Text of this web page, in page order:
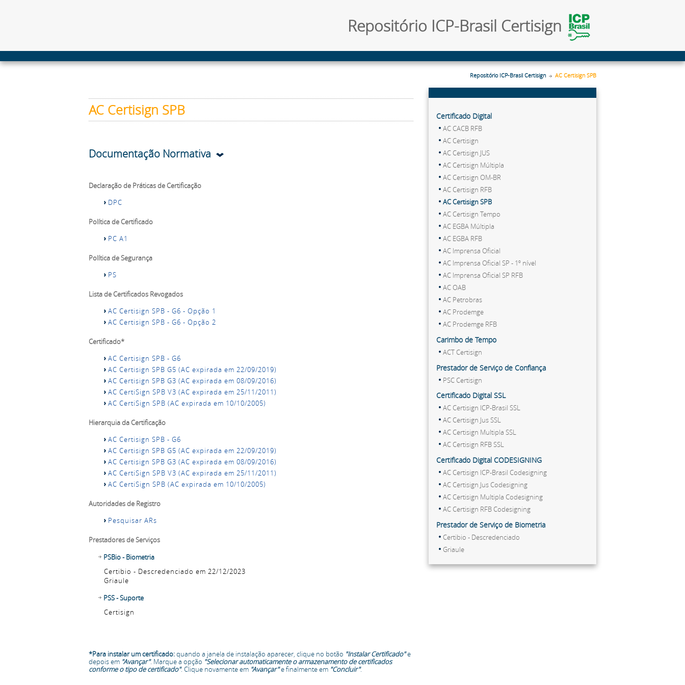
Repositório ICP-Brasil Certisign
Repositório ICP-Brasil Certisign AC Certisign SPB
AC Certisign SPB
Documentação Normativa
Declaração de Práticas de Certificação
DPC
Política de Certificado
PC A1
Política de Segurança
PS
Lista de Certificados Revogados
AC Certisign SPB - G6 - Opção 1
AC Certisign SPB - G6 - Opção 2
Certificado*
AC Certisign SPB - G6
AC Certisign SPB G5 (AC expirada em 22/09/2019)
AC Certisign SPB G3 (AC expirada em 08/09/2016)
AC CertiSign SPB V3 (AC expirada em 25/11/2011)
AC CertiSign SPB (AC expirada em 10/10/2005)
Hierarquia da Certificação
AC Certisign SPB - G6
AC Certisign SPB G5 (AC expirada em 22/09/2019)
AC Certisign SPB G3 (AC expirada em 08/09/2016)
AC CertiSign SPB V3 (AC expirada em 25/11/2011)
AC CertiSign SPB (AC expirada em 10/10/2005)
Autoridades de Registro
Pesquisar ARs
Prestadores de Serviços
PSBio - Biometria
Certibio - Descredenciado em 22/12/2023
Griaule
PSS - Suporte
Certisign
*Para instalar um certificado:quando a janela de instalação aparecer, clique no botão "Instalar Certificado"e
depois em "Avançar". Marque a opção "Selecionar automaticamente o armazenamento de certificados
conforme o tipo de certificado". Clique novamente em "Avançar"e finalmente em "Concluir".
Certificado Digital
AC CACB RFB
AC Certisign
AC Certisign JUS
AC Certisign Múltipla
AC Certisign OM-BR
AC Certisign RFB
AC Certisign SPB
AC Certisign Tempo
AC EGBA Múltipla
AC EGBA RFB
AC Imprensa Oficial
AC Imprensa Oficial SP - 1º nível
AC Imprensa Oficial SP RFB
AC OAB
AC Petrobras
AC Prodemge
AC Prodemge RFB
Carimbo de Tempo
ACT Certisign
Prestador de Serviço de Confiança
PSC Certisign
Certificado Digital SSL
AC Certisign ICP-Brasil SSL
AC Certisign Jus SSL
AC Certisign Multipla SSL
AC Certisign RFB SSL
Certificado Digital CODESIGNING
AC Certisign ICP-Brasil Codesigning
AC Certisign Jus Codesigning
AC Certisign Multipla Codesigning
AC Certisign RFB Codesigning
Prestador de Serviço de Biometria
Certibio - Descredenciado
Griaule